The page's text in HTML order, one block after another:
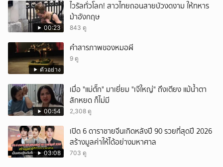
00:23
ไวรัลทั่วโลก! สาวไทยถอนสายบัวงดงาม ให้ทหาร
ม้าอังกฤษ
843 ดู
ตัวอย่าง
คำสารภาพของหมอผี
9 ดู
00:54
เมื่อ "แม่ตั๊ก" มาเยี่ยม "เจ๊ใหญ่" ถึงเตียง แม้น้ำตา
สักหยด ก็ไม่มี
2,308 ดู
03:08
เปิด 6 ดาราชายจีนเกิดหลังปี 90 รวยที่สุดปี 2026
สร้างมูลค่าให้ได้อย่างมหาศาล
703 ดู